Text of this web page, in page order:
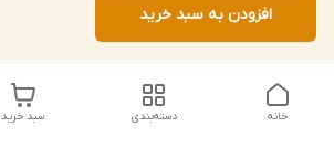
افزودن به سبد خرید
سبد خرید دسته‌بندی خانه